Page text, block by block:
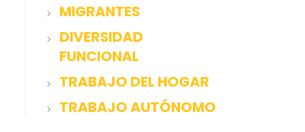
MIGRANTES
DIVERSIDAD
FUNCIONAL
TRABAJO DEL HOGAR
TRABAJO AUTÓNOMO